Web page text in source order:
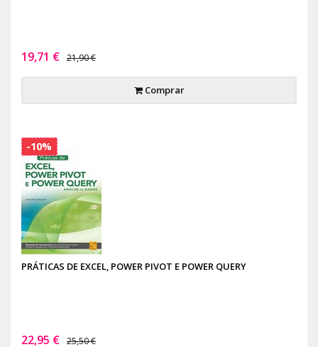
19,71 € 21,90 €
Comprar
PRÁTICAS DE EXCEL, POWER PIVOT E POWER QUERY
22,95 € 25,50 €
-10%